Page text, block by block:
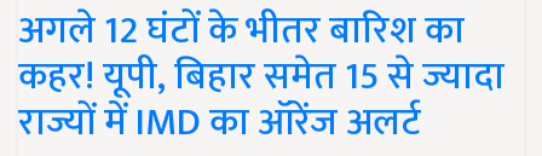
अगले 12 घंटों के भीतर बारिश का
कहर! यूपी, बिहार समेत 15 से ज्यादा
राज्यों में IMD का ऑरेंज अलर्ट